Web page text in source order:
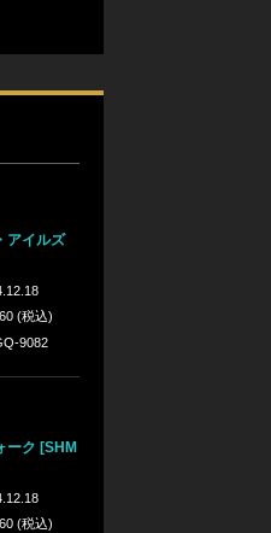
アイルズ
(税込)
9082
ーク [SHM
(税込)